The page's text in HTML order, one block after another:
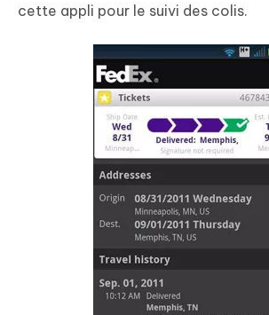
cette appli pour le suivi des colis.